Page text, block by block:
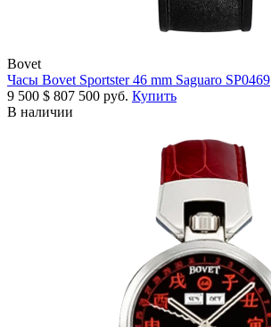
Bovet
Часы Bovet Sportster 46 mm Saguaro SP0469
9 500 $ 807 500 руб. Купить
В наличии